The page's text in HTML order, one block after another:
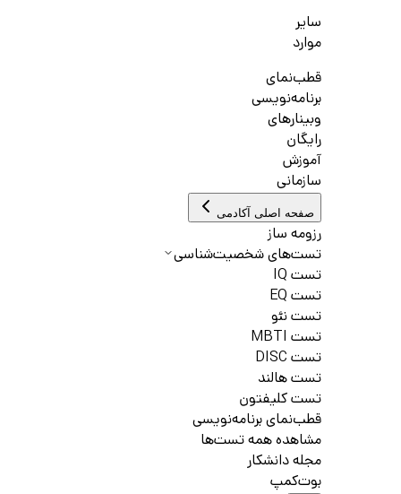
سایر
موارد
قطب‌نمای
برنامه‌نویسی
وبینارهای
رایگان
آموزش
سازمانی
صفحه اصلی آکادمی
رزومه ساز
تست‌های شخصیت‌شناسی
تست IQ
تست EQ
تست نئو
تست MBTI
تست DISC
تست هالند
تست کلیفتون
قطب‌نمای برنامه‌نویسی
مشاهده همه تست‌ها
مجله دانشکار
بوت‌کمپ